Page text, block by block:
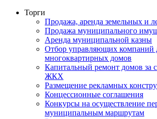
Торги
Продажа, аренда земельных и
Продажа муниципального
Аренда муниципальной казны
Отбор управляющих компаний
многоквартирных домов
Капитальный ремонт домов за
ЖКХ
Размещение рекламных
Концессионные соглашения
Конкурсы на осуществление
муниципальным маршрутам